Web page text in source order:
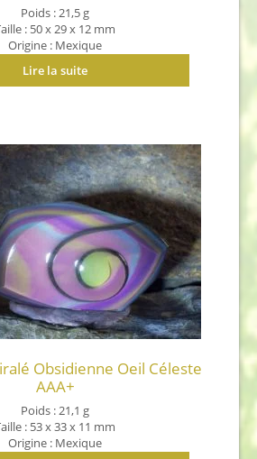
Poids : 21,5 g
: 50 x 29 x 12 mm
Origine : Mexique
Lire la suite
Obsidienne Oeil Céleste
AAA+
Poids : 21,1 g
: 53 x 33 x 11 mm
Origine : Mexique